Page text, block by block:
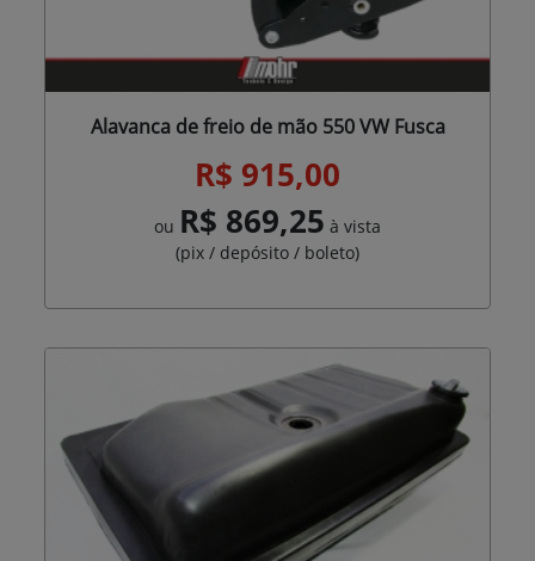
Alavanca de freio de mão 550 VW Fusca
R$ 915,00
ou R$ 869,25 à vista
(pix / depósito / boleto)